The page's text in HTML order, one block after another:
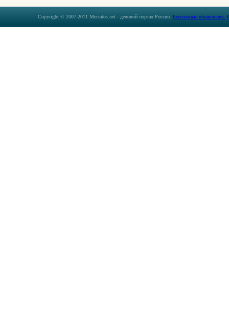
Copyright © 2007-2011 Mercatos.net - деловой портал России. Бесплатные объявления.